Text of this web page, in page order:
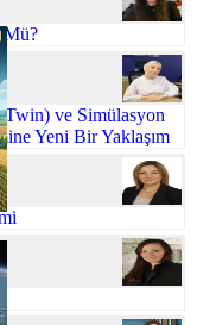
Mü?
ve Simülasyon
Yeni Bir Yaklaşım